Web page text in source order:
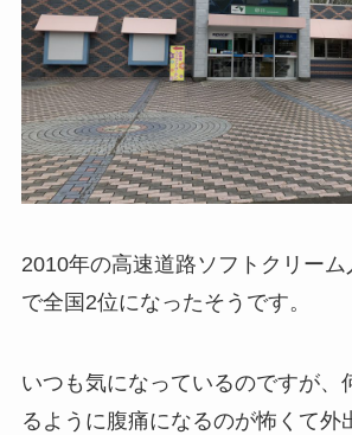
2010年の高速道路ソフトクリー
で全国2位になったそうです。
いつも気になっているのですが、
るように腹痛になるのが怖くて外